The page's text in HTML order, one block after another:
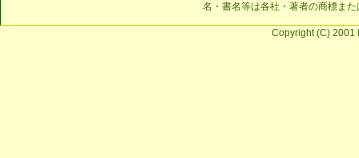
名・書名等は各社・著者の商標ま
Copyright (C) 2001